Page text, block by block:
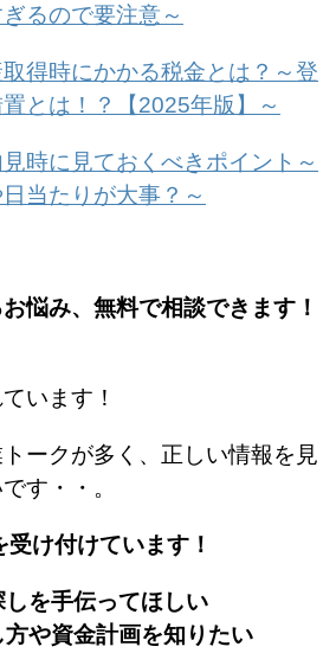
るので要注意～
得時にかかる税金とは？～登
とは！？【2025年版】～
時に見ておくべきポイント～
当たりが大事？～
悩み、無料で相談できます！
います！
ークが多く、正しい情報を見
す・・。
け付けています！
を手伝ってほしい
や資金計画を知りたい